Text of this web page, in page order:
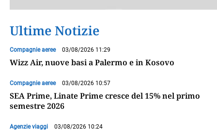
Ultime Notizie
Compagnie aeree 03/08/2026 11:29
Wizz Air, nuove basi a Palermo e in Kosovo
Compagnie aeree 03/08/2026 10:57
SEA Prime, Linate Prime cresce del 15% nel primo
semestre 2026
Agenzie viaggi 03/08/2026 10:24